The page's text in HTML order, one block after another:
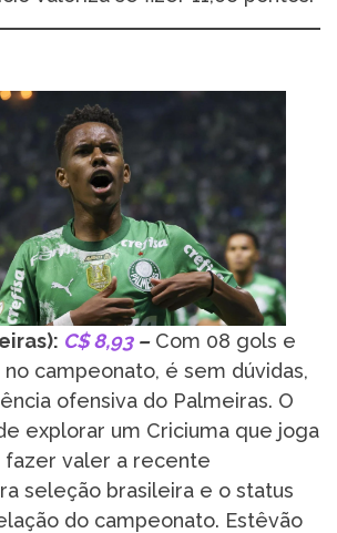
C$ 8,93–Com 08 gols e
no campeonato, é sem dúvidas,
ofensiva do Palmeiras. O
explorar um Criciuma que joga
fazer valer a recente
seleção brasileira e o status
do campeonato. Estêvão